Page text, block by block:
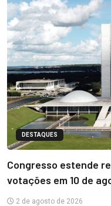
DESTAQUES
Congresso estende
votações em 10 de
2 de agosto de 2026